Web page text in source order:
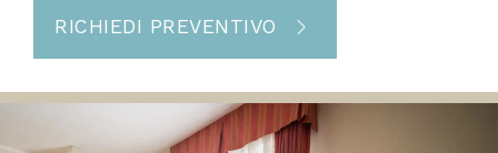
RICHIEDI PREVENTIVO